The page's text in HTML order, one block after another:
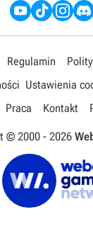
Regulamin
Ustawienia
Praca
Kontakt
© 2000 - 2026